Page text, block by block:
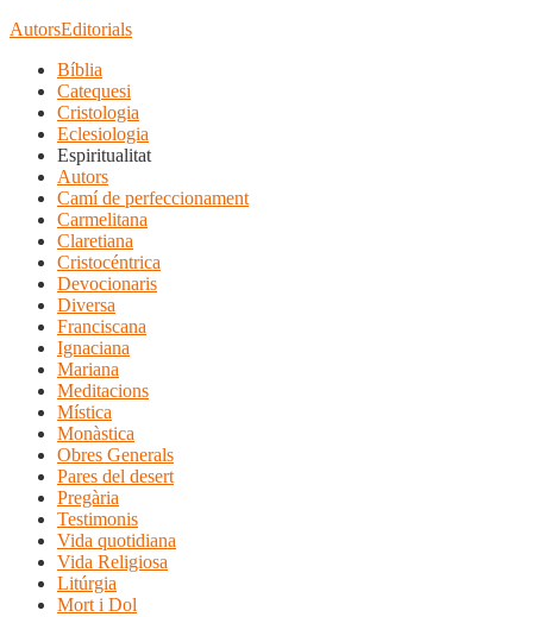
AutorsEditorials
Bíblia
Catequesi
Cristologia
Eclesiologia
Espiritualitat
Autors
Camí de perfeccionament
Carmelitana
Claretiana
Cristocéntrica
Devocionaris
Diversa
Franciscana
Ignaciana
Mariana
Meditacions
Mística
Monàstica
Obres Generals
Pares del desert
Pregària
Testimonis
Vida quotidiana
Vida Religiosa
Litúrgia
Mort i Dol